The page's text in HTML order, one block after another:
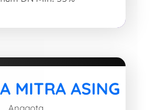
MITRA ASING